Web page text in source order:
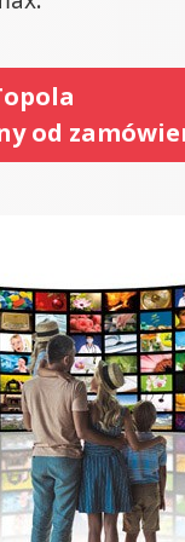
od